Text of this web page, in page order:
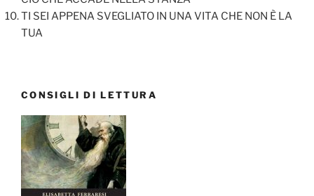
TI SEI APPENA SVEGLIATO IN UNA VITA CHE NON È LA
TUA
CONSIGLI DI LETTURA